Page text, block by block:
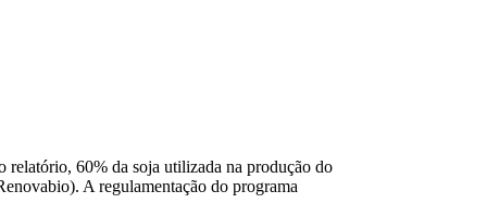
relatório, 60% da soja utilizada na produção do
A regulamentação do programa